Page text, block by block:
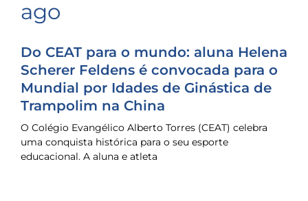
ago
Do CEAT para o mundo: aluna Helena
Scherer Feldens é convocada para o
Mundial por Idades de Ginástica de
Trampolim na China
O Colégio Evangélico Alberto Torres (CEAT) celebra
uma conquista histórica para o seu esporte
educacional. A aluna e atleta